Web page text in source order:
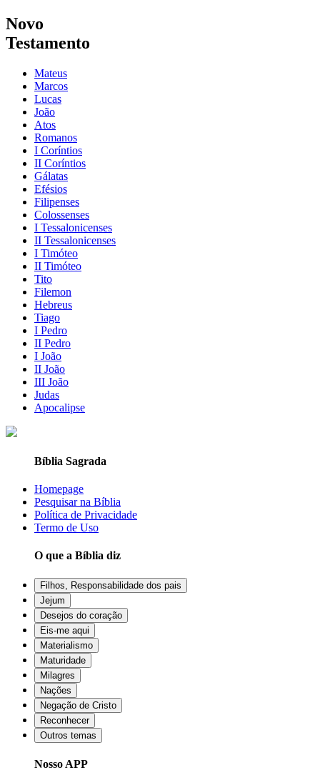
Novo
Testamento
Mateus
Marcos
Lucas
João
Atos
Romanos
I Coríntios
II Coríntios
Gálatas
Efésios
Filipenses
Colossenses
I Tessalonicenses
II Tessalonicenses
I Timóteo
II Timóteo
Tito
Filemon
Hebreus
Tiago
I Pedro
II Pedro
I João
II João
III João
Judas
Apocalipse
Bíblia Sagrada
Homepage
Pesquisar na Bíblia
Política de Privacidade
Termo de Uso
O que a Bíblia diz
Filhos, Responsabilidade dos pais
Jejum
Desejos do coração
Eis-me aqui
Materialismo
Maturidade
Milagres
Nações
Negação de Cristo
Reconhecer
Outros temas
Nosso APP